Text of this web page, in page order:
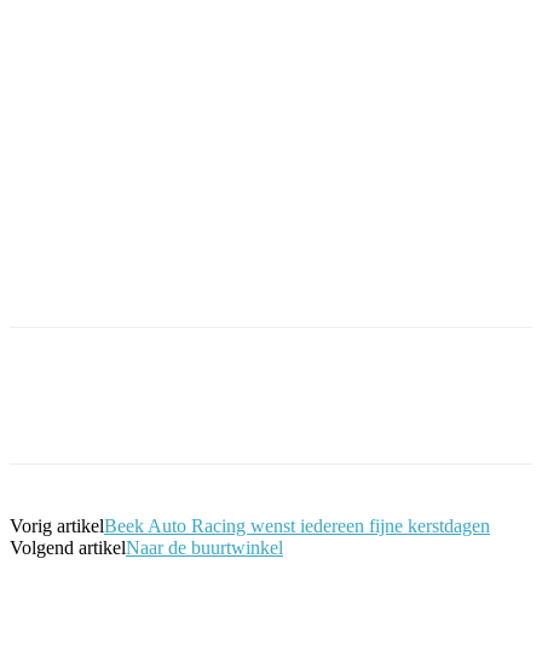
Vorig artikelBeek Auto Racing wenst iedereen fijne kerstdagen
Volgend artikelNaar de buurtwinkel